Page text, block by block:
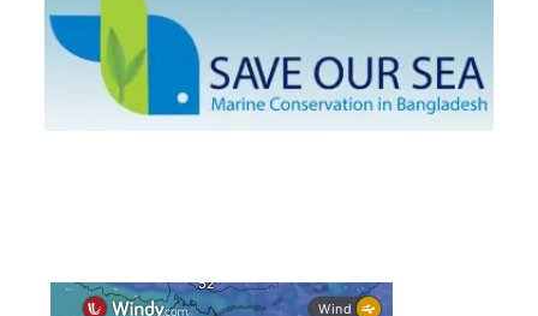
আগস্টে টানা বৃষ্টি ও বন্যার আভাস, সাগরে একাধিক লঘুচাপের
শঙ্কা